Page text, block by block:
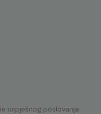
uspješnog poslovanja.